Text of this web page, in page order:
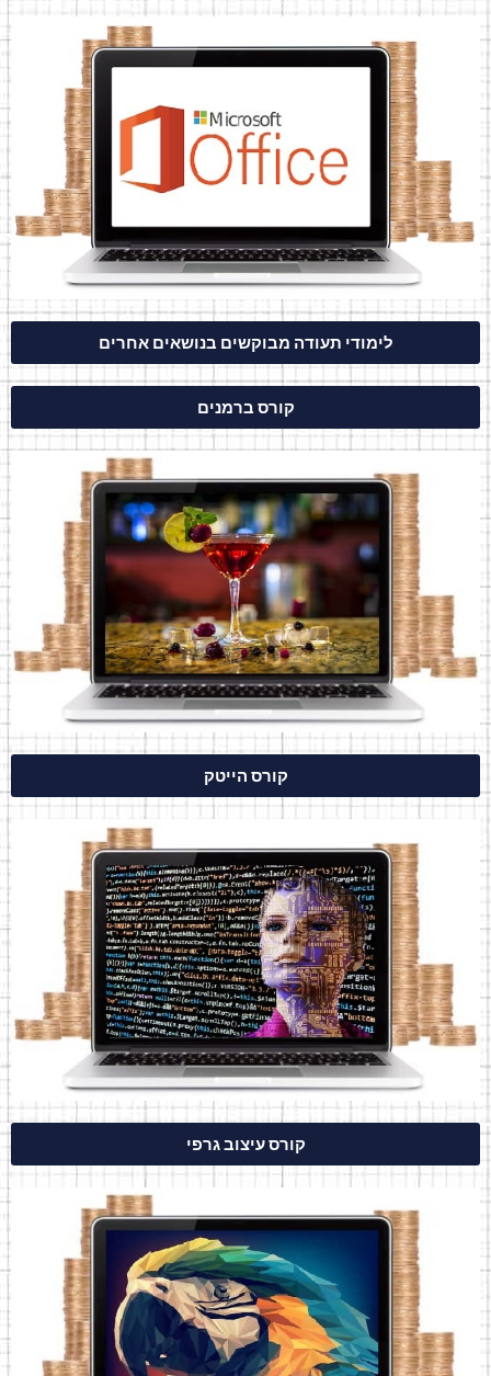
לימודי תעודה מבוקשים בנושאים אחרים
קורס ברמנים
קורס הייטק
קורס עיצוב גרפי